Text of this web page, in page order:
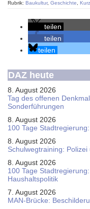
Rubrik: Baukultur, Geschichte
teilen
teilen
teilen
DAZ heute
8. August 2026
Tag des offenen
Sonderführungen
8. August 2026
100 Tage
8. August 2026
Schul­weg­trai­ning:
8. August 2026
100 Tage
Haushaltspolitik
7. August 2026
MAN-Brücke: